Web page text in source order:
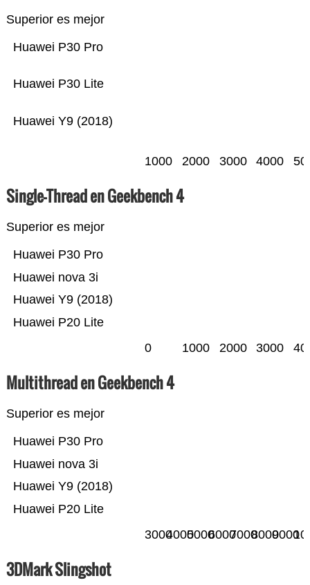
Superior es mejor
Huawei Y9 (2018)
Huawei P30 Lite
Huawei P30 Pro
1000 2000 3000 4000
Single-Thread en Geekbench 4
Superior es mejor
Huawei P20 Lite
Huawei Y9 (2018)
Huawei nova 3i
Huawei P30 Pro
0 1000 2000 3000
Multithread en Geekbench 4
Superior es mejor
Huawei P20 Lite
Huawei Y9 (2018)
Huawei nova 3i
Huawei P30 Pro
3000400050006000700080009000
3DMark Slingshot